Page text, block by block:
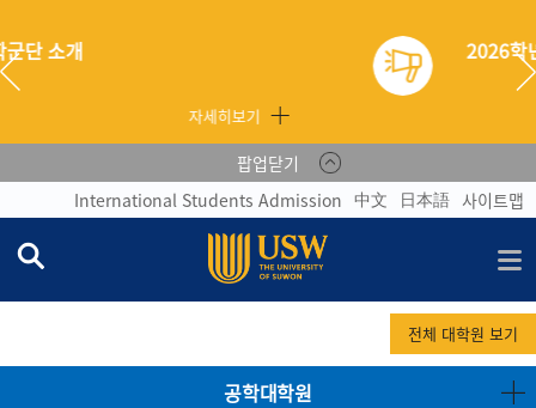
2026학년도 하계학기 현장실습생 후서류 제출 안내
팝업닫기
International Students Admission 中文 日本語 사이트맵
전체 대학원 보기
공학대학원